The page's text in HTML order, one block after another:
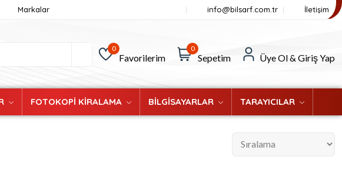
Markalar info@bilsarf.com.tr İletişim
0
Favorilerim
0
Sepetim Üye Ol & Giriş Yap
FOTOKOPİ KİRALAMA BİLGİSAYARLAR TARAYICILAR